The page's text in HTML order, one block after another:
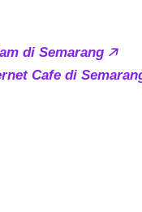
di Semarang 🡥
Cafe di